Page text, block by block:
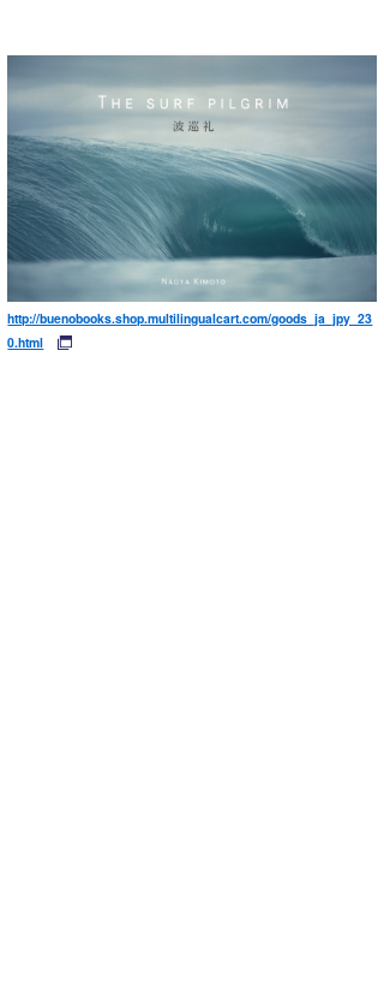
http://buenobooks.shop.multilingualcart.com/goods_ja_jpy_23
0.html